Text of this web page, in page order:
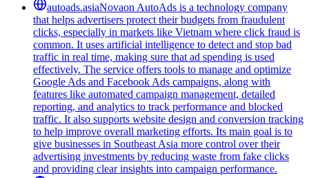
autoads.asiaNovaon AutoAds is a technology company
that helps advertisers protect their budgets from fraudulent
clicks, especially in markets like Vietnam where click fraud is
common. It uses artificial intelligence to detect and stop bad
traffic in real time, making sure that ad spending is used
effectively. The service offers tools to manage and optimize
Google Ads and Facebook Ads campaigns, along with
features like automated campaign management, detailed
reporting, and analytics to track performance and blocked
traffic. It also supports website design and conversion tracking
to help improve overall marketing efforts. Its main goal is to
give businesses in Southeast Asia more control over their
advertising investments by reducing waste from fake clicks
and providing clear insights into campaign performance.